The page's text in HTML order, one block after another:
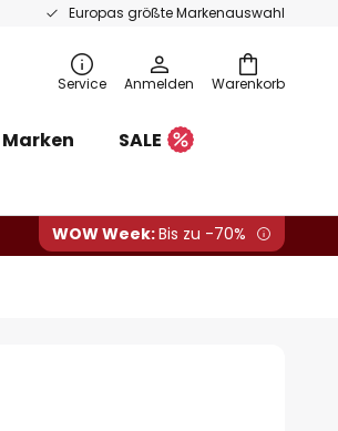
Europas größte Markenauswahl
Warenkorb
Service Anmelden
Marken
SALE
WOW Week:Bis zu -70%